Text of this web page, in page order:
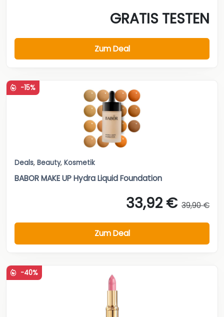
GRATIS TESTEN
Zum Deal
-15%
Deals, Beauty, Kosmetik
BABOR MAKE UP Hydra Liquid Foundation
33,92 € 39,90 €
Zum Deal
-40%